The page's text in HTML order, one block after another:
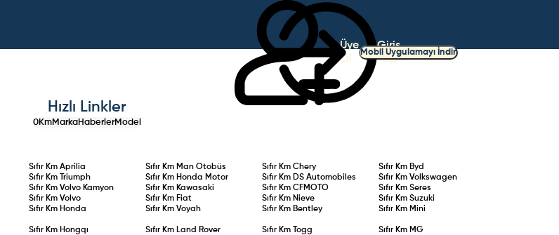
Üye
Ol
Giriş
Yap
Mobil Uygulamayı İndir
Hızlı Linkler
0KmMarkaHaberlerModel
Sıfır Km Aprilia Sıfır Km Man Otobüs Sıfır Km Chery Sıfır Km Byd
Sıfır Km Triumph Sıfır Km Honda Motor Sıfır Km DS Automobiles Sıfır Km Volkswagen
Sıfır Km Volvo Kamyon Sıfır Km Kawasaki Sıfır Km CFMOTO Sıfır Km Seres
Sıfır Km Volvo Sıfır Km Fiat Sıfır Km Nieve Sıfır Km Suzuki
Sıfır Km Honda Sıfır Km Voyah Sıfır Km Bentley Sıfır Km Mini
Sıfır Km Hongqı Sıfır Km Land Rover Sıfır Km Togg Sıfır Km MG